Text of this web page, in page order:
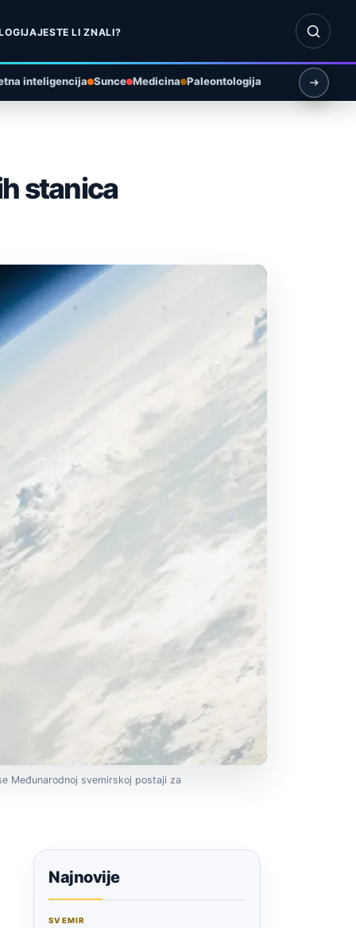
JESTE LI ZNALI?
Otvori
inteligencija Sunce Medicina Paleontologija
stanica
Međunarodnoj svemirskoj postaji za
Najnovije
SVEMIR